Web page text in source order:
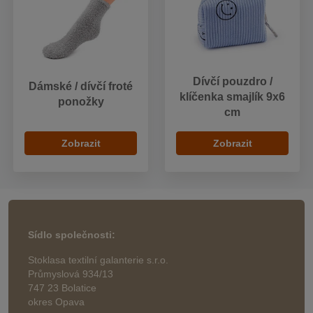
Dámské / dívčí froté
ponožky
Zobrazit
Dívčí pouzdro /
klíčenka smajlík 9x6
cm
Zobrazit
Sídlo společnosti:
Stoklasa textilní galanterie s.r.o.
Průmyslová 934/13
747 23 Bolatice
okres Opava